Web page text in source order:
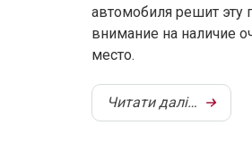
автомобиля решит эту
внимание на наличие
место.
Читати далі…